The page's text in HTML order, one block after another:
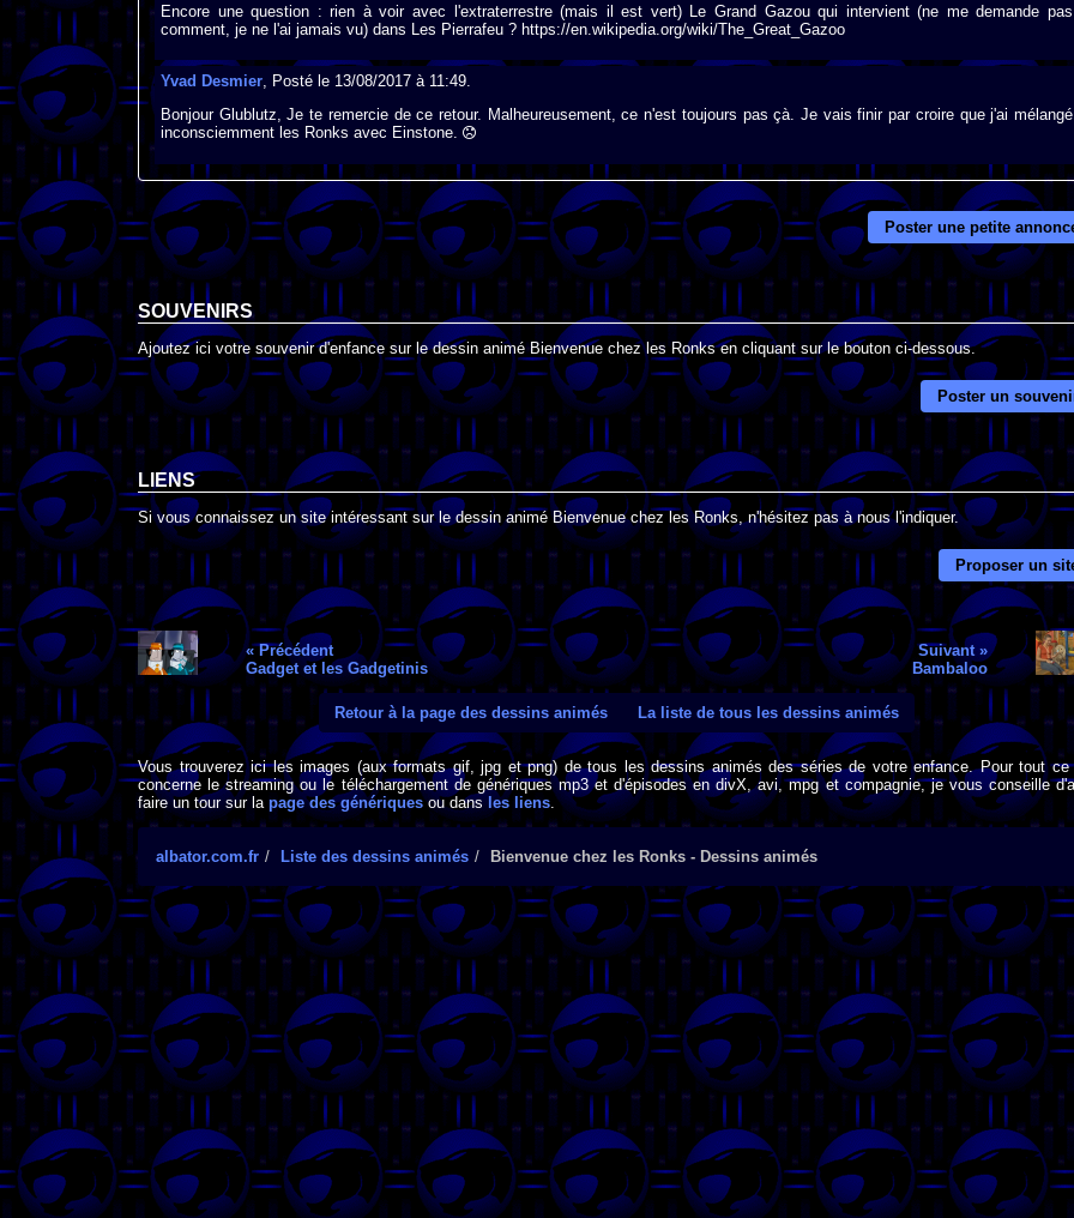
Encore une question : rien à voir avec l'extraterrestre (mais il est vert) Le Grand Gazou qui intervient (ne me demande pas
comment, je ne l'ai jamais vu) dans Les Pierrafeu ? https://en.wikipedia.org/wiki/The_Great_Gazoo
Yvad Desmier, Posté le 13/08/2017 à 11:49.
Bonjour Glublutz, Je te remercie de ce retour. Malheureusement, ce n'est toujours pas çà. Je vais finir par croire que j'ai mélangé
inconsciemment les Ronks avec Einstone.
Poster une petite
SOUVENIRS
Ajoutez ici votre souvenir d'enfance sur le dessin animé Bienvenue chez les Ronks en cliquant sur le bouton ci-dessous.
Poster un
LIENS
Si vous connaissez un site intéressant sur le dessin animé Bienvenue chez les Ronks, n'hésitez pas à nous l'indiquer.
Proposer un
« Précédent
Gadget et les Gadgetinis
Suivant »
Bambaloo
Retour à la page des dessins animés La liste de tous les dessins animés
Vous trouverez ici les images (aux formats gif, jpg et png) de tous les dessins animés des séries de votre enfance. Pour tout ce
concerne le streaming ou le téléchargement de génériques mp3 et d'épisodes en divX, avi, mpg et compagnie, je vous conseille
faire un tour sur la page des génériquesou dans les liens
albator.com.fr Liste des dessins animés Bienvenue chez les Ronks - Dessins animés